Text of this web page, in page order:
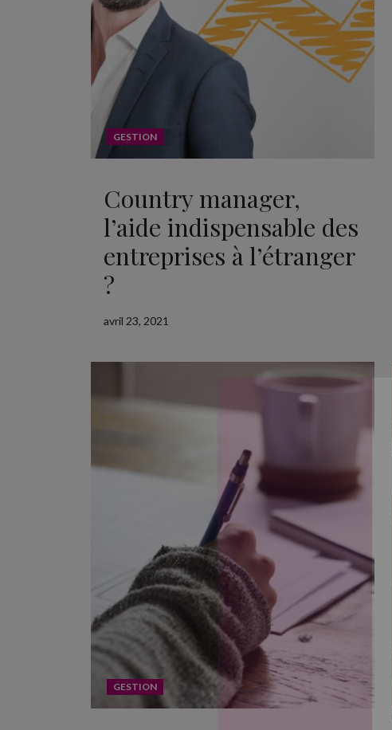
GESTION
Country manager,
l’aide indispensable des
entreprises à l’étranger
?
avril 23, 2021
GESTION